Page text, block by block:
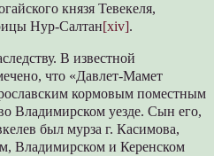
князя Тевекеля,
Нур-Салтан[xiv].
В известной
что «Давлет-Мамет
кормовым поместным
Владимирском уезде. Сын его,
был мурза г. Касимова,
Владимирском и Керенском